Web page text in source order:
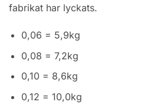
fabrikat har lyckats.
0,06 = 5,9kg
0,08 = 7,2kg
0,10 = 8,6kg
0,12 = 10,0kg